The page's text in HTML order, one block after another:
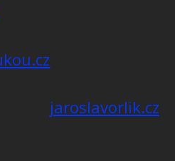
jaroslavorlik.cz